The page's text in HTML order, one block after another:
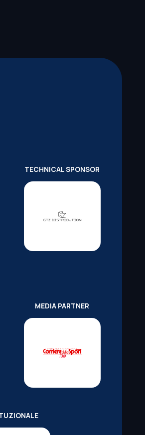
TECHNICAL SPONSOR
MEDIA PARTNER